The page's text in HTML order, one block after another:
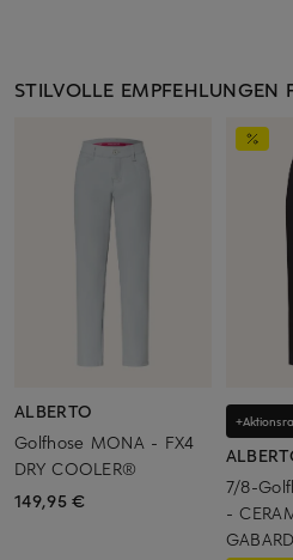
STILVOLLE EMPFEHLUNGEN
ALBERTO
Golfhose MONA - FX4
DRY COOLER®
149,95 €
7/8-
-